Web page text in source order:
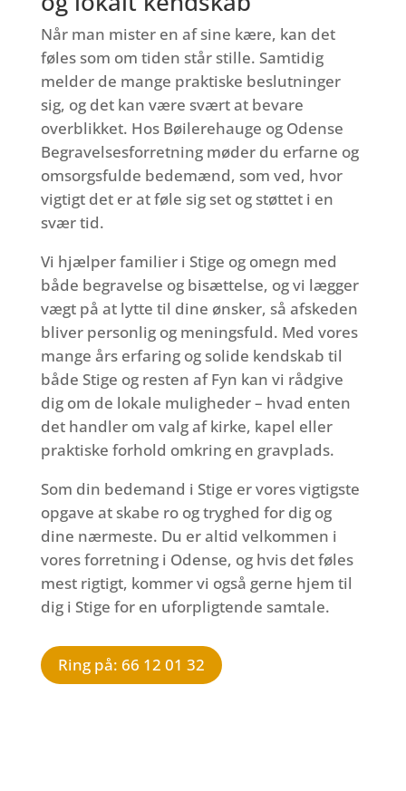
Når man mister en af sine kære, kan det
føles som om tiden står stille. Samtidig
melder de mange praktiske beslutninger
sig, og det kan være svært at bevare
overblikket. Hos Bøilerehauge og Odense
Begravelsesforretning møder du erfarne og
omsorgsfulde bedemænd, som ved, hvor
vigtigt det er at føle sig set og støttet i en
svær tid.
Vi hjælper familier i Stige og omegn med
både begravelse og bisættelse, og vi lægger
vægt på at lytte til dine ønsker, så afskeden
bliver personlig og meningsfuld. Med vores
mange års erfaring og solide kendskab til
både Stige og resten af Fyn kan vi rådgive
dig om de lokale muligheder – hvad enten
det handler om valg af kirke, kapel eller
praktiske forhold omkring en gravplads.
Som din bedemand i Stige er vores vigtigste
opgave at skabe ro og tryghed for dig og
dine nærmeste. Du er altid velkommen i
vores forretning i Odense, og hvis det føles
mest rigtigt, kommer vi også gerne hjem til
dig i Stige for en uforpligtende samtale.
Ring på: 66 12 01 32